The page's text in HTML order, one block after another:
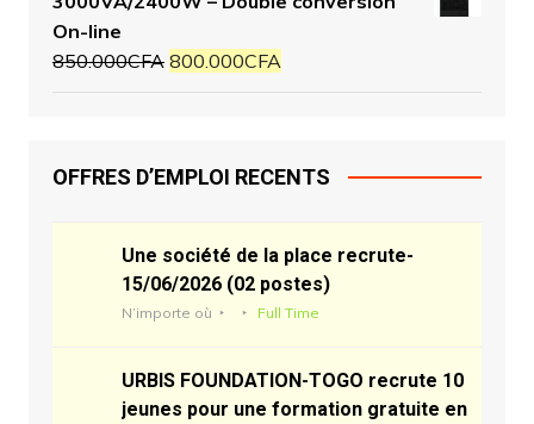
On-line
850.000CFA 800.000CFA
OFFRES D’EMPLOI RECENTS
Une société de la place recrute-
15/06/2026 (02 postes)
N’importe où Full Time
URBIS FOUNDATION-TOGO recrute 10
jeunes pour une formation gratuite en